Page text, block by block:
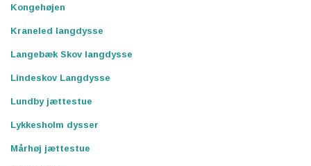
Kongehøjen
Kraneled langdysse
Langebæk Skov langdysse
Lindeskov Langdysse
Lundby jættestue
Lykkesholm dysser
Mårhøj jættestue